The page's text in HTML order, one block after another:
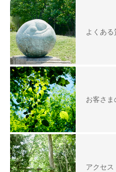
よくある
お客さま
アクセス